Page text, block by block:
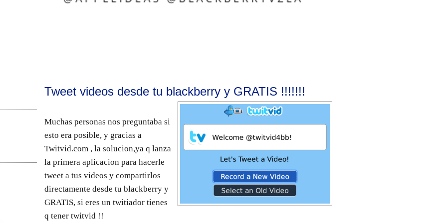
Tweet videos desde tu blackberry y GRATIS !!!!!!!
Muchas personas nos preguntaba si
esto era posible, y gracias a
Twitvid.com , la solucion,ya q lanza
la primera aplicacion para hacerle
tweet a tus videos y compartirlos
directamente desde tu blackberry y
GRATIS, si eres un twitiador tienes
q tener twitvid !!